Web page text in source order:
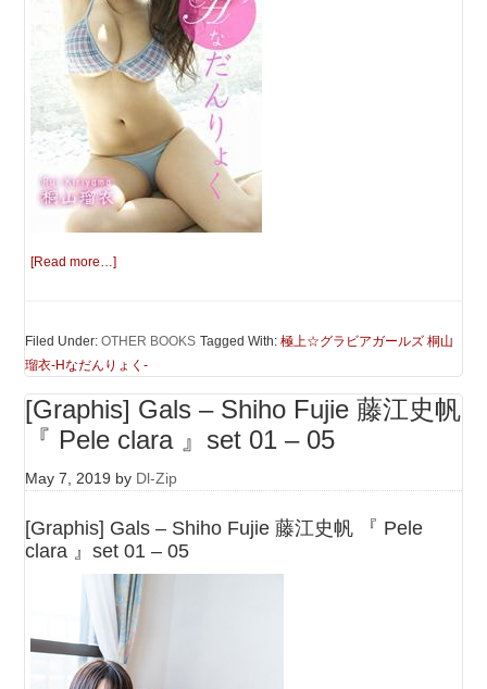
[Read more…]
Filed Under:OTHER BOOKS Tagged With:極上☆グラビアガールズ 桐山
瑠衣-Hなだんりょく-
[Graphis] Gals – Shiho Fujie 藤江史帆
『 Pele clara 』set 01 – 05
May 7, 2019 by Dl-Zip
[Graphis] Gals – Shiho Fujie 藤江史帆 『 Pele
clara 』set 01 – 05